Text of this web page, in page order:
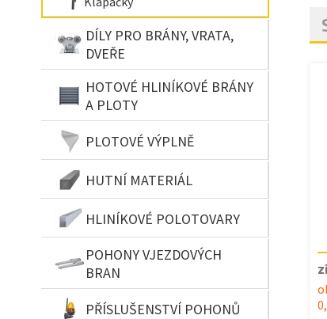
DÍLY PRO BRÁNY, VRATA,
DVEŘE
HOTOVÉ HLINÍKOVÉ BRÁNY
A PLOTY
PLOTOVÉ VÝPLNĚ
HUTNÍ MATERIÁL
HLINÍKOVÉ POLOTOVARY
POHONY VJEZDOVÝCH
BRAN
PŘÍSLUŠENSTVÍ POHONŮ